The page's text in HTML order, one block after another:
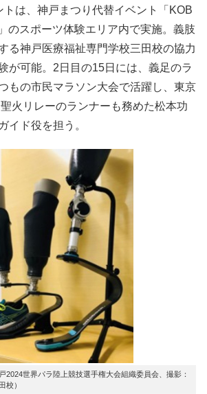
は、神戸まつり代替イベント「KOB
のスポーツ体験エリア内で実施。義肢
る神戸医療福祉専門学校三田校の協力
が可能。2日目の15日には、義足のラ
もの市民マラソン大会で活躍し、東京
火リレーのランナーも務めた松本功
イド役を担う。
2024世界パラ陸上競技選手権大会組織委員会、撮影：
校）